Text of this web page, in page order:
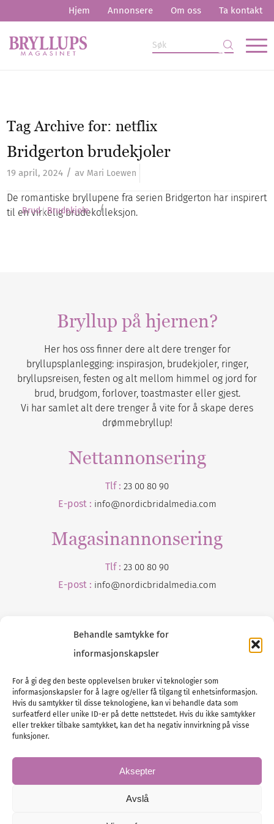
Behandle samtykke for
informasjonskapsler
For å gi deg den beste opplevelsen bruker vi teknologier som
informasjonskapsler for å lagre og/eller få tilgang til enhetsinformasjon.
Hvis du samtykker til disse teknologiene, kan vi behandle data som
surfeatferd eller unike ID-er på dette nettstedet. Hvis du ikke samtykker
eller trekker tilbake samtykket, kan det ha negativ innvirkning på visse
funksjoner.
Aksepter
Avslå
Hjem Annonsere Om oss Ta kontakt
Tag Archive for:netflix
Bridgerton brudekjoler
19 april, 2024 / av Mari Loewen
De romantiske bryllupene fra serien Bridgerton har inspirert
til en virkelig brudekolleksjon.
Brud Brudekjole /
Bryllup på hjernen?
Her hos oss finner dere alt dere trenger for
bryllupsplanlegging: inspirasjon, brudekjoler, ringer,
bryllupsreisen, festen og alt mellom himmel og jord for
brud, brudgom, forlover, toastmaster eller gjest.
Vi har samlet alt dere trenger å vite for å skape deres
drømmebryllup!
Nettannonsering
Tlf : 23 00 80 90
E-post : info@nordicbridalmedia.com
Magasinannonsering
Tlf : 23 00 80 90
E-post : info@nordicbridalmedia.com
Tlf :23 00 80 90
E-post :info@ nordicbridalmedia.com